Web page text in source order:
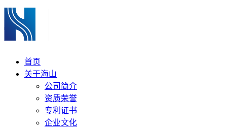
首页
关于海山
公司简介
资质荣誉
专利证书
企业文化